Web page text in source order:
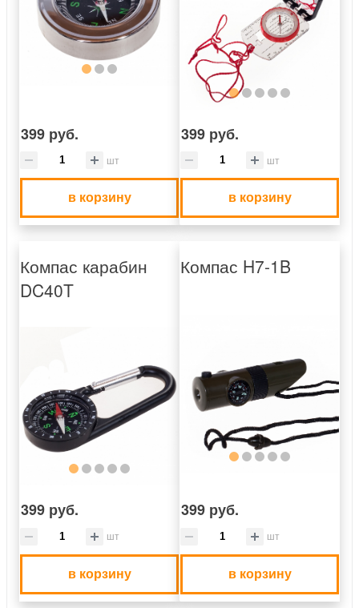
399 руб.
шт
в корзину
399 руб.
шт
в корзину
Компас карабин
DC40T
399 руб.
шт
в корзину
Компас H7-1B
399 руб.
шт
в корзину